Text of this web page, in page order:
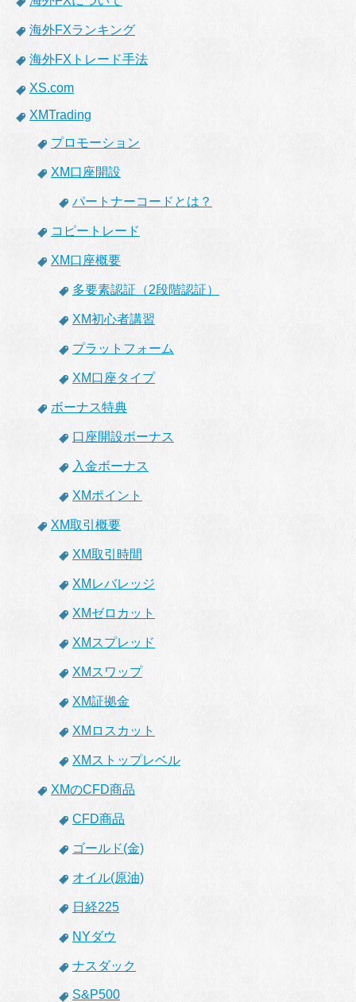
海外FXランキング
海外FXトレード手法
XS.com
XMTrading
プロモーション
XM口座開設
パートナーコードとは？
コピートレード
XM口座概要
多要素認証（2段階認証）
XM初心者講習
プラットフォーム
XM口座タイプ
ボーナス特典
口座開設ボーナス
入金ボーナス
XMポイント
XM取引概要
XM取引時間
XMレバレッジ
XMゼロカット
XMスプレッド
XMスワップ
XM証拠金
XMロスカット
XMストップレベル
XMのCFD商品
CFD商品
ゴールド(金)
オイル(原油)
日経225
NYダウ
ナスダック
S&P500